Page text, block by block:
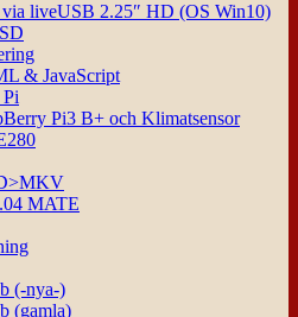
liveUSB 2.25″ HD (OS Win10)
& JavaScript
Pi3 B+ och Klimatsensor
MATE
(-nya-)
(gamla)